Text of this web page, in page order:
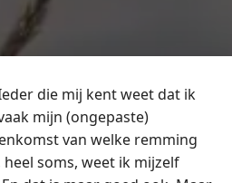
A
die mij kent weet dat ik
mijn (ongepaste)
van welke remming
soms, weet ik mijzelf